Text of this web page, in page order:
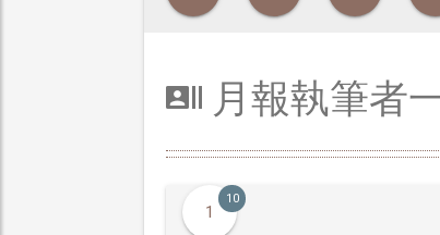
月報執筆者
1
10